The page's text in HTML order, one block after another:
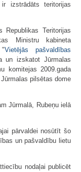
izstrādāts teritorijas
Teritorijas
Ministru kabineta
"Vietējās pašvaldības
un izskatot Jūrmalas
komitejas 2009.gada
pilsētas dome
Jūrmalā, Rubeņu ielā
pārvaldei nosūtīt šo
un pašvaldību lietu
nodaļai publicēt